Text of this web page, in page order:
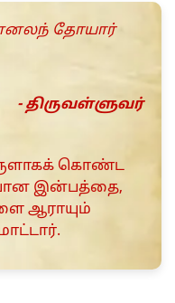
தோயார்
- திருவள்ளுவர்
கொண்ட
இன்பத்தை,
ஆராயும்